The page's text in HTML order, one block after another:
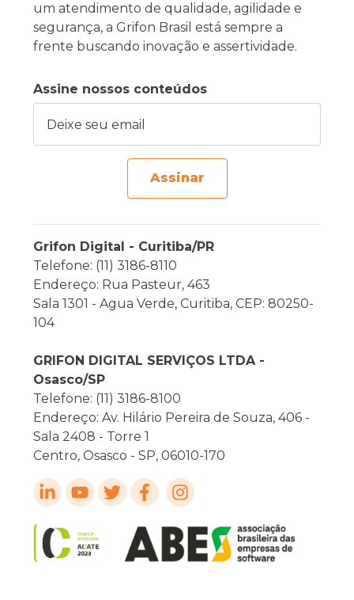
um atendimento de qualidade, agilidade e
segurança, a Grifon Brasil está sempre a
frente buscando inovação e assertividade.
Assine nossos conteúdos
Assinar
Grifon Digital - Curitiba/PR
Telefone: (11) 3186-8110
Endereço: Rua Pasteur, 463
Sala 1301 - Agua Verde, Curitiba, CEP: 80250-
104
GRIFON DIGITAL SERVIÇOS LTDA -
Osasco/SP
Telefone: (11) 3186-8100
Endereço: Av. Hilário Pereira de Souza, 406 -
Sala 2408 - Torre 1
Centro, Osasco - SP, 06010-170